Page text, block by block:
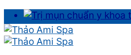
Skip
to
content